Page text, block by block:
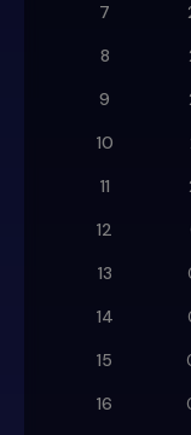
7
8
9
10
11
12
13
14
15
16